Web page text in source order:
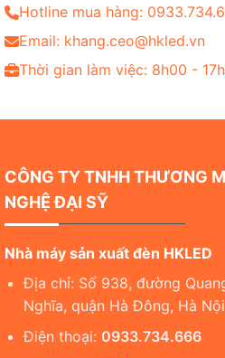
Hotline mua hàng:
Email: khang.ceo@hkled.vn
Thời gian làm việc: 8h00 -
CÔNG TY TNHH THƯƠNG
NGHỆ ĐẠI SỸ
Nhà máy sản xuất đèn HKLED
Địa chỉ: Số 938, đường
Nghĩa, quận Hà Đông, Hà Nội
Điện thoại: 0933.734.666